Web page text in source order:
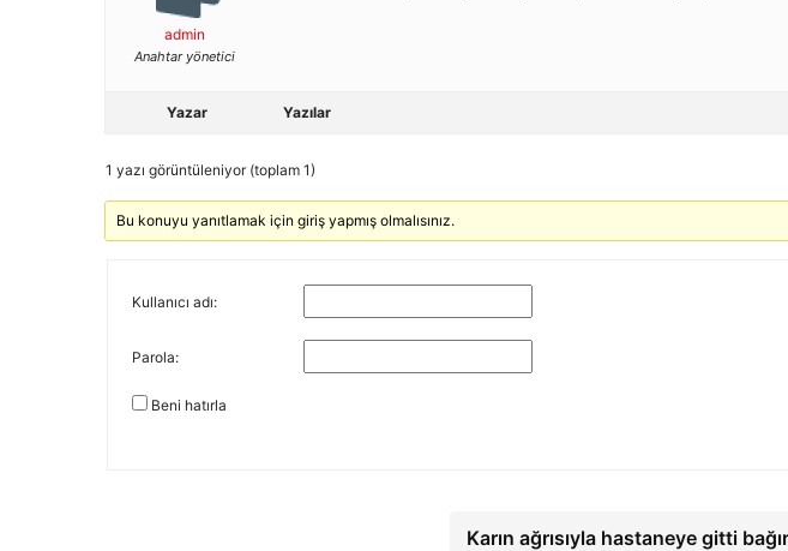
admin
Anahtar yönetici
Yazar Yazılar
1 yazı görüntüleniyor (toplam 1)
Bu konuyu yanıtlamak için giriş yapmış olmalısınız.
Kullanıcı adı:
Parola:
Beni hatırla
Karın ağrısıyla hastaneye gitti